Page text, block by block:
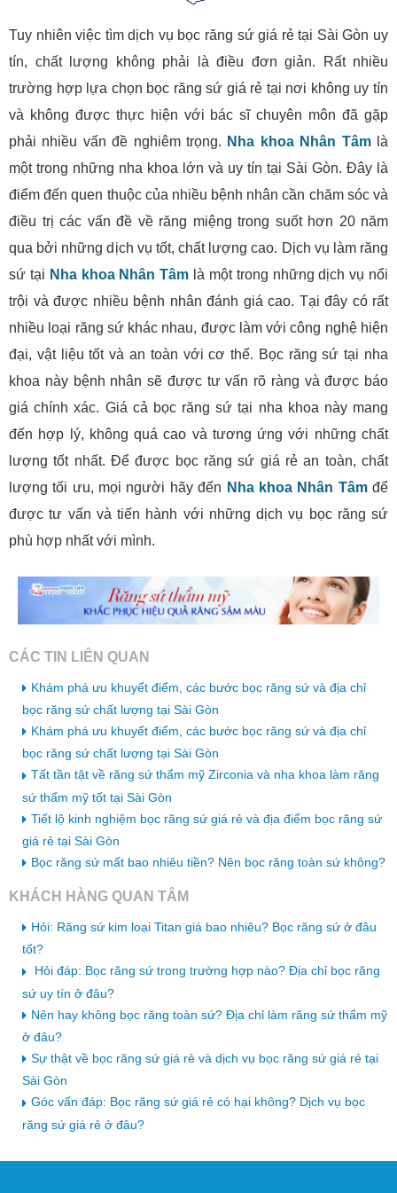
Tuy nhiên việc tìm dịch vụ bọc răng sứ giá rẻ tại Sài Gòn uy
tín, chất lượng không phải là điều đơn giản. Rất nhiều
trường hợp lựa chọn bọc răng sứ giá rẻ tại nơi không uy tín
và không được thực hiện với bác sĩ chuyên môn đã gặp
phải nhiều vấn đề nghiêm trọng. Nha khoa Nhân Tâmlà
một trong những nha khoa lớn và uy tín tại Sài Gòn. Đây là
điểm đến quen thuộc của nhiều bệnh nhân cần chăm sóc và
điều trị các vấn đề về răng miệng trong suốt hơn 20 năm
qua bởi những dịch vụ tốt, chất lượng cao. Dịch vụ làm răng
sứ tại Nha khoa Nhân Tâm là một trong những dịch vụ nổi
trội và được nhiều bệnh nhân đánh giá cao. Tại đây có rất
nhiều loại răng sứ khác nhau, được làm với công nghệ hiện
đại, vật liệu tốt và an toàn với cơ thể. Bọc răng sứ tại nha
khoa này bệnh nhân sẽ được tư vấn rõ ràng và được báo
giá chính xác. Giá cả bọc răng sứ tại nha khoa này mang
đến hợp lý, không quá cao và tương ứng với những chất
lượng tốt nhất. Để được bọc răng sứ giá rẻ an toàn, chất
lượng tối ưu, mọi người hãy đến Nha khoa Nhân Tâmđể
được tư vấn và tiến hành với những dịch vụ bọc răng sứ
phù hợp nhất với mình.
CÁC TIN LIÊN QUAN
Khám phá ưu khuyết điểm, các bước bọc răng sứ và địa chỉ
bọc răng sứ chất lượng tại Sài Gòn
Khám phá ưu khuyết điểm, các bước bọc răng sứ và địa chỉ
bọc răng sứ chất lượng tại Sài Gòn
Tất tần tật về răng sứ thẩm mỹ Zirconia và nha khoa làm răng
sứ thẩm mỹ tốt tại Sài Gòn
Tiết lộ kinh nghiệm bọc răng sứ giá rẻ và địa điểm bọc răng sứ
giá rẻ tại Sài Gòn
Bọc răng sứ mất bao nhiêu tiền? Nên bọc răng toàn sứ không?
KHÁCH HÀNG QUAN TÂM
Hỏi: Răng sứ kim loại Titan giá bao nhiêu? Bọc răng sứ ở đâu
tốt?
Hỏi đáp: Bọc răng sứ trong trường hợp nào? Địa chỉ bọc răng
sứ uy tín ở đâu?
Nên hay không bọc răng toàn sứ? Địa chỉ làm răng sứ thẩm mỹ
ở đâu?
Sự thật về bọc răng sứ giá rẻ và dịch vụ bọc răng sứ giá rẻ tại
Sài Gòn
Góc vấn đáp: Bọc răng sứ giá rẻ có hại không? Dịch vụ bọc
răng sứ giá rẻ ở đâu?